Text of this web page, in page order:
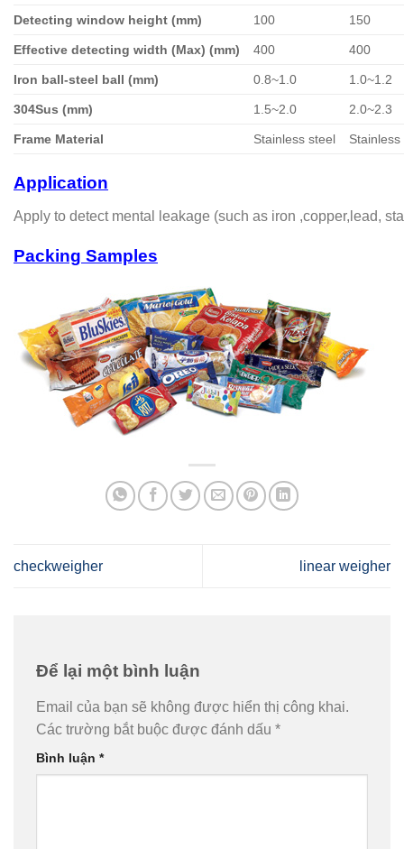
Detecting window height (mm) 100 150
Effective detecting width (Max) (mm) 400 400
Iron ball-steel ball (mm) 0.8~1.0 1.0~1.2
304Sus (mm) 1.5~2.0 2.0~2.3
Frame Material Stainless steel Stainless
Application
Apply to detect mental leakage (such as iron ,copper,lead,
Packing Samples
checkweigher linear weigher
Để lại một bình luận
Email của bạn sẽ không được hiển thị công khai.
Các trường bắt buộc được đánh dấu *
Bình luận *